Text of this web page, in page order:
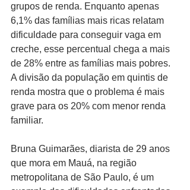
grupos de renda. Enquanto apenas
6,1% das famílias mais ricas relatam
dificuldade para conseguir vaga em
creche, esse percentual chega a mais
de 28% entre as famílias mais pobres.
A divisão da população em quintis de
renda mostra que o problema é mais
grave para os 20% com menor renda
familiar.
Bruna Guimarães, diarista de 29 anos
que mora em Mauá, na região
metropolitana de São Paulo, é um